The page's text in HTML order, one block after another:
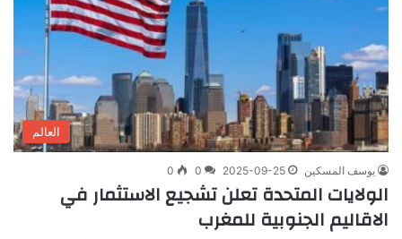
العالم
يوسف المسكين 2025-09-25
0
0
الولايات المتحدة تعلن تشجيع الاستثمار في
الاقاليم الجنوبية للمغرب